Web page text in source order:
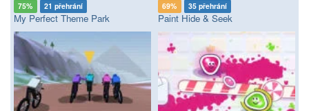
75% 21 přehrání
My Perfect Theme Park
69% 35 přehrání
Paint Hide & Seek